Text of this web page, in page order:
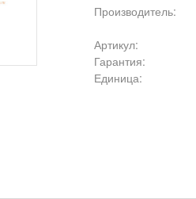
Производитель:
Артикул:
Гарантия:
Единица: